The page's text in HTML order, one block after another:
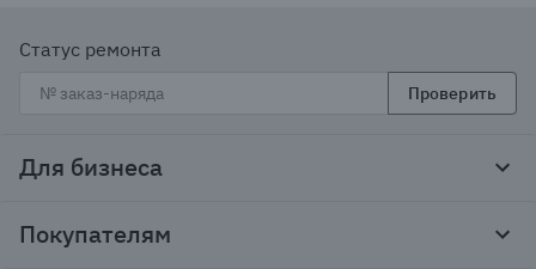
Статус ремонта
Проверить
Для бизнеса
Тендеры и гос закупки
Покупателям